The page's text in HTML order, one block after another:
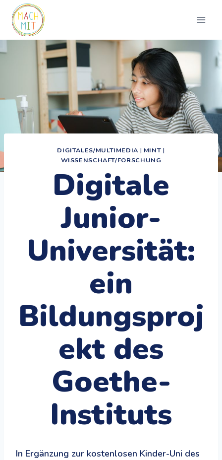
Zum
Inhalt
springen
DIGITALES/MULTIMEDIA | MINT |
WISSENSCHAFT/FORSCHUNG
Digitale
Junior-
Universität:
ein
Bildungsproj
ekt des
Goethe-
Instituts
In Ergänzung zur kostenlosen Kinder-Uni des